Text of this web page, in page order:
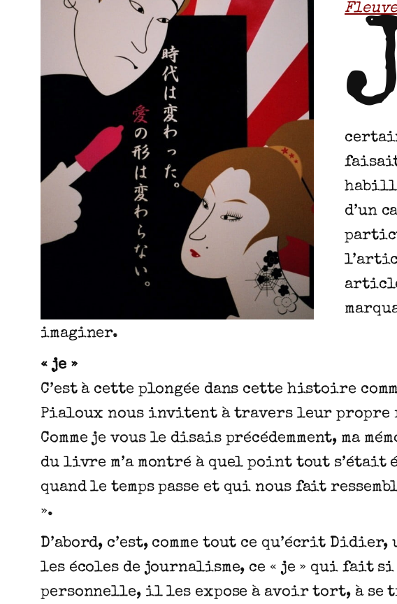
faisait
d’un
article
imaginer.
« je »
C’est à cette plongée dans cette histoire
Pialoux nous invitent à travers leur
Comme je vous le disais précédemment,
du livre m’a montré à quel point tout
quand le temps passe et qui nous fait
».
D’abord, c’est, comme tout ce qu’écrit
les écoles de journalisme, ce « je » qui fait
personnelle, il les expose à avoir tort, à se